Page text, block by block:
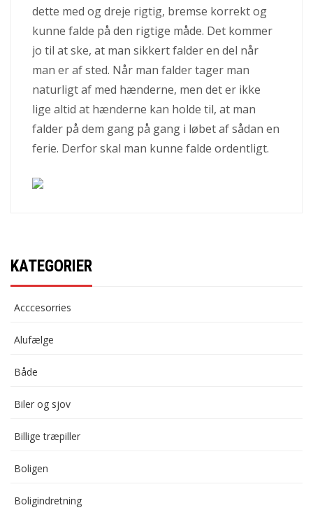
dette med og dreje rigtig, bremse korrekt og
kunne falde på den rigtige måde. Det kommer
jo til at ske, at man sikkert falder en del når
man er af sted. Når man falder tager man
naturligt af med hænderne, men det er ikke
lige altid at hænderne kan holde til, at man
falder på dem gang på gang i løbet af sådan en
ferie. Derfor skal man kunne falde ordentligt.
KATEGORIER
Acccesorries
Alufælge
Både
Biler og sjov
Billige træpiller
Boligen
Boligindretning